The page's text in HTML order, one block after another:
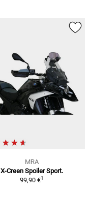
MRA
X-Creen Spoiler Sport.
99,90 €1